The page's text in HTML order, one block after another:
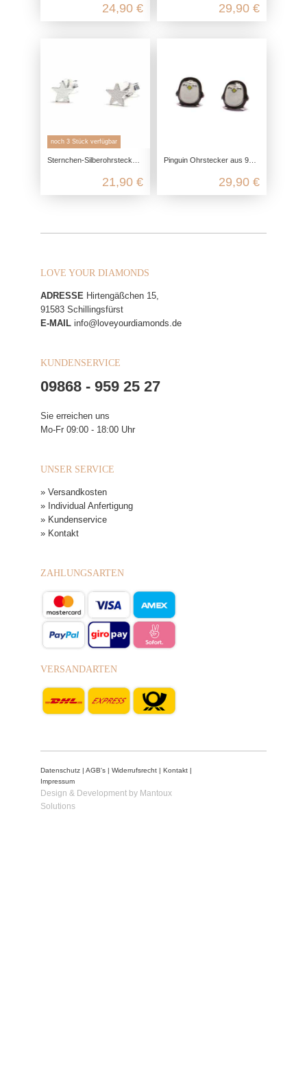
24,90 € 29,90 €
noch 3 Stück verfügbar
Sternchen-Silberohrstecker aus 925 Sterling Silber
21,90 €
Pinguin Ohrstecker aus 925 Sterling Silber
29,90 €
LOVE YOUR DIAMONDS
ADRESSE Hirtengäßchen 15,
91583 Schillingsfürst
E-MAIL info@loveyourdiamonds.de
KUNDENSERVICE
09868 - 959 25 27
Sie erreichen uns
Mo-Fr 09:00 - 18:00 Uhr
UNSER SERVICE
» Versandkosten
» Individual Anfertigung
» Kundenservice
» Kontakt
ZAHLUNGSARTEN
VERSANDARTEN
Datenschutz AGB's Widerrufsrecht Kontakt
Impressum
Design & Development by Mantoux
Solutions